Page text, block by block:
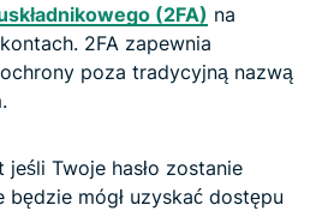
(2FA) na
2FA zapewnia
poza tradycyjną nazwą
Twoje hasło zostanie
będzie mógł uzyskać dostępu